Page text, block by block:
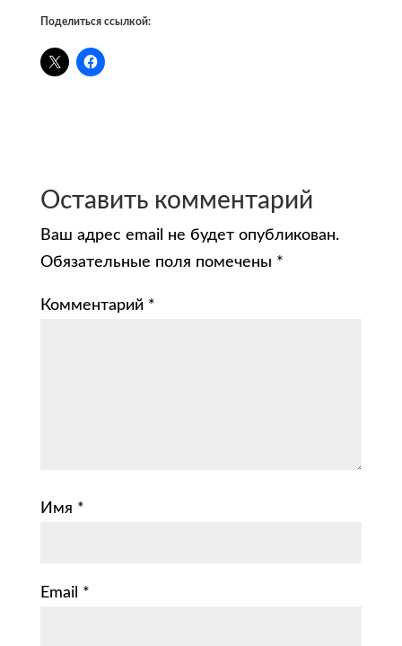
Поделиться ссылкой:
Оставить комментарий
Ваш адрес email не будет опубликован.
Обязательные поля помечены *
Комментарий *
Имя *
Email *